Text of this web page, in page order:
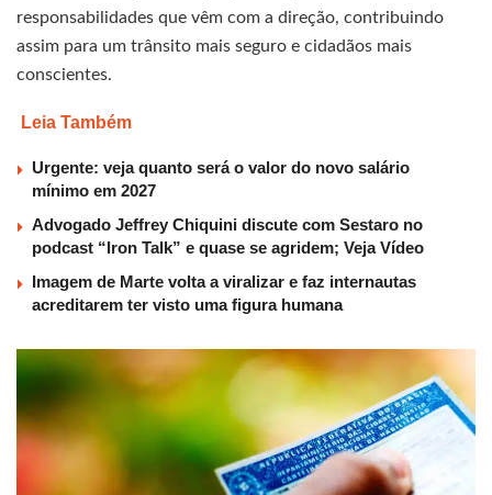
responsabilidades que vêm com a direção, contribuindo
assim para um trânsito mais seguro e cidadãos mais
conscientes.
Leia Também
Urgente: veja quanto será o valor do novo salário
mínimo em 2027
Advogado Jeffrey Chiquini discute com Sestaro no
podcast “Iron Talk” e quase se agridem; Veja Vídeo
Imagem de Marte volta a viralizar e faz internautas
acreditarem ter visto uma figura humana